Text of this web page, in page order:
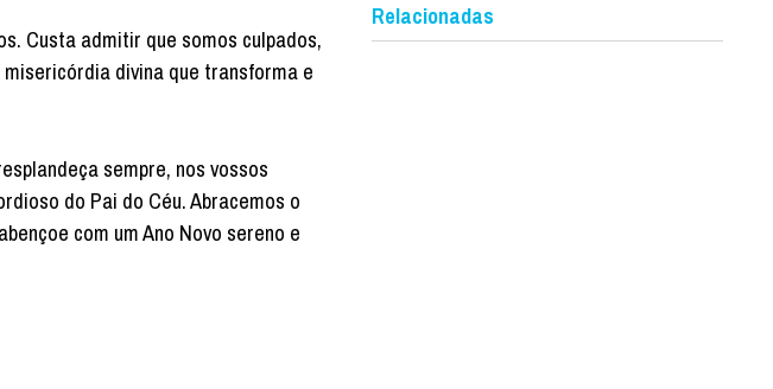
Custa admitir que somos culpados,
divina que transforma e
sempre, nos vossos
do Pai do Céu. Abracemos o
com um Ano Novo sereno e
Relacionadas